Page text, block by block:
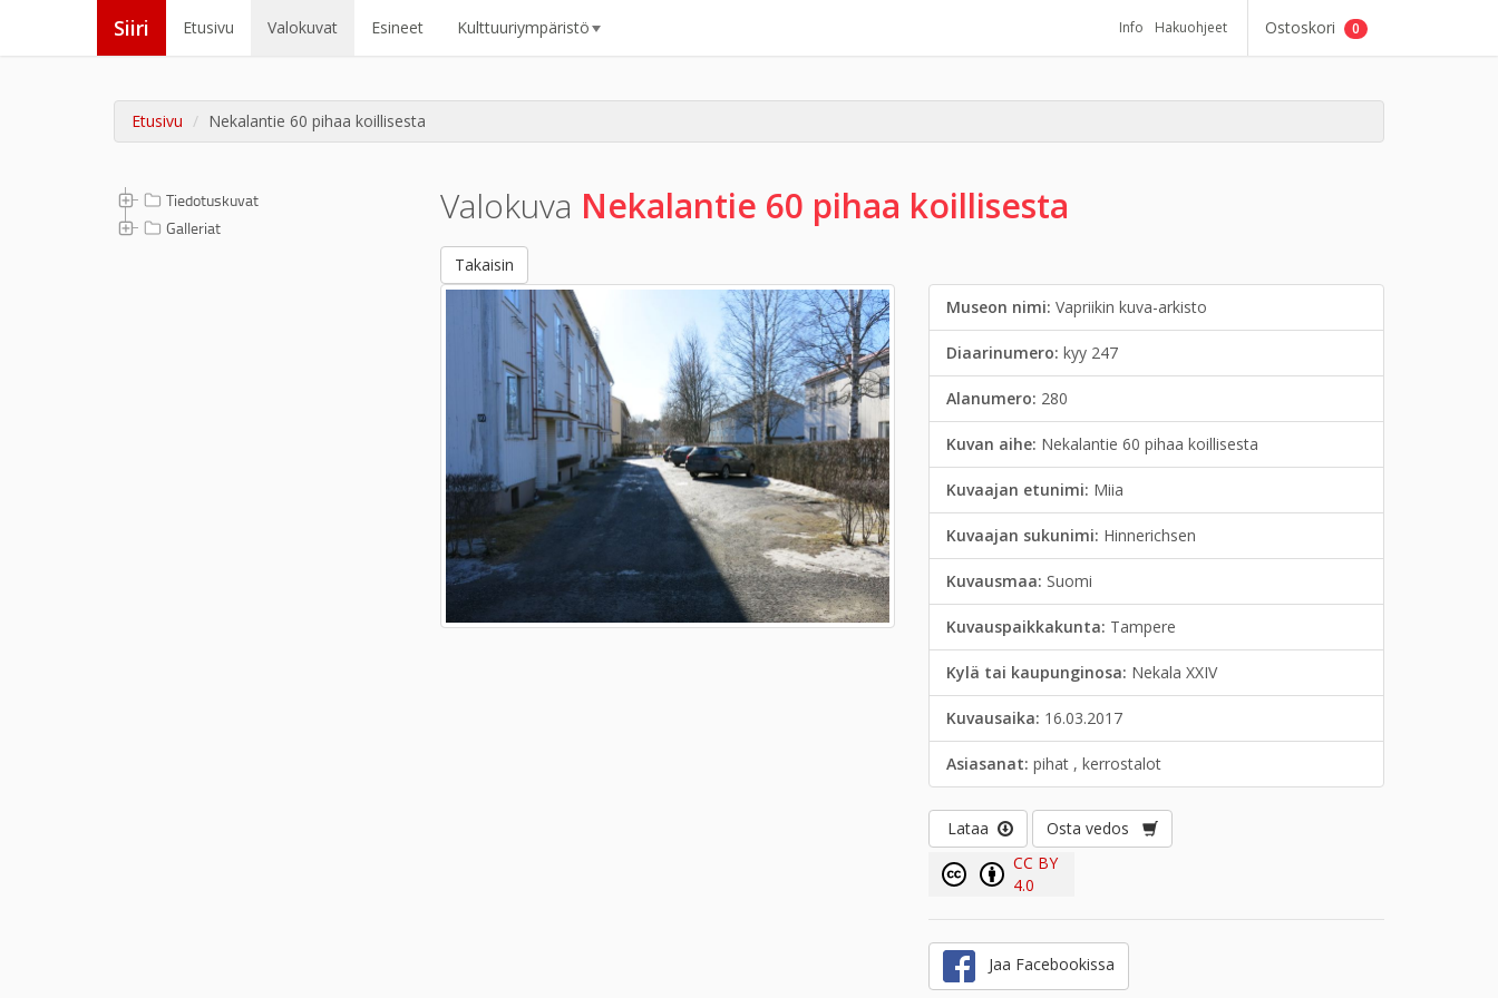
Siiri Etusivu Valokuvat Esineet Kulttuuriympäristö Info Hakuohjeet Ostoskori 0
Etusivu Nekalantie 60 pihaa koillisesta
Tiedotuskuvat
Galleriat
Valokuva Nekalantie 60 pihaa koillisesta
Takaisin
Museon nimi:Vapriikin kuva-arkisto
Diaarinumero:kyy 247
Alanumero: 280
Kuvan aihe: Nekalantie 60 pihaa koillisesta
Kuvaajan etunimi: Miia
Kuvaajan sukunimi: Hinnerichsen
Kuvausmaa: Suomi
Kuvauspaikkakunta: Tampere
Kylä tai kaupunginosa: Nekala XXIV
Kuvausaika: 16.03.2017
Asiasanat:pihat , kerrostalot
Lataa
Osta vedos
CC BY
4.0
Jaa Facebookissa